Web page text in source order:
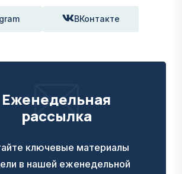
ВКонтакте
Еженедельная
рассылка
ключевые материалы
в нашей еженедельной